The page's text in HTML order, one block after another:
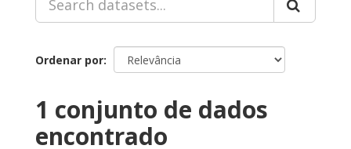
Ordenar por
1 conjunto de dados
encontrado